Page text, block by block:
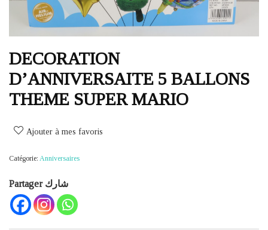
DECORATION
D’ANNIVERSAITE 5 BALLONS
THEME SUPER MARIO
Ajouter à mes favoris
Catégorie: Anniversaires
Partager شارك